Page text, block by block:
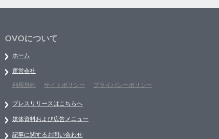
OVOについて
ホーム
運営会社
利用規約
サイトポリシー プライバシーポリシー
プレスリリースはこちらへ
媒体資料および広告メニュー
記事に関するお問い合わせ